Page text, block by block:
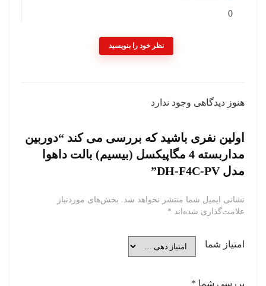
0
نظر خود را بنویسید
هنوز دیدگاهی وجود ندارد
اولین نفری باشید که بررسی می کند “دوربین
مداربسته 4 مگاپیکسل (بیسیم) بالت داهوا
مدل DH-F4C-PV”
نشانی ایمیل شما منتشر نخواهد شد. بخش‌های موردنیاز
علامت‌گذاری شده‌اند *
امتیاز شما
بررسی شما *